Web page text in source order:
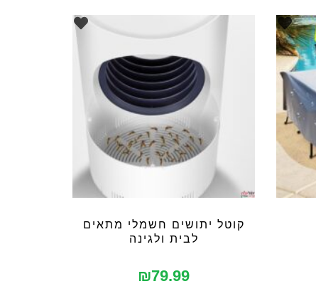
קוטל יתושים חשמלי מתאים
לבית ולגינה
₪79.99